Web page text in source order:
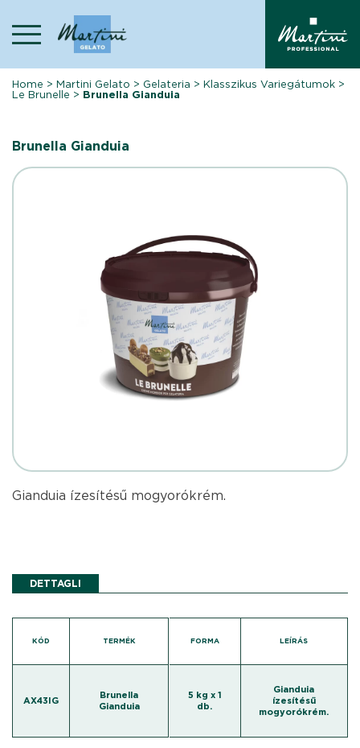
content
Home >Martini Gelato > Gelateria >Klasszikus Variegátumok >
Le Brunelle > Brunella Gianduia
Brunella Gianduia
Gianduia ízesítésű mogyorókrém.
DETTAGLI
KÓD TERMÉK
AX43IG
Brunella
Gianduia
FORMA LEÍRÁS
5 kg x 1
db.
Gianduia
ízesítésű
mogyorókrém.